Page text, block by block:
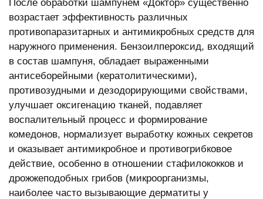
После обработки шампунем «Доктор» существенно
возрастает эффективность различных
противопаразитарных и антимикробных средств для
наружного применения. Бензоилпероксид, входящий
в состав шампуня, обладает выраженными
антисеборейными (кератолитическими),
противозудными и дезодорирующими свойствами,
улучшает оксигенацию тканей, подавляет
воспалительный процесс и формирование
комедонов, нормализует выработку кожных секретов
и оказывает антимикробное и противогрибковое
действие, особенно в отношении стафилококков и
дрожжеподобных грибов (микроорганизмы,
наиболее часто вызывающие дерматиты у